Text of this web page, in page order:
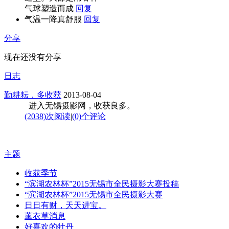
气球塑造而成 回复
气温一降真舒服 回复
分享
现在还没有分享
日志
勤耕耘，多收获 2013-08-04
进入无锡摄影网，收获良多。
(2038)次阅读|(0)个评论
主题
收获季节
“滨湖农林杯”2015无锡市全民摄影大赛投稿
“滨湖农林杯”2015无锡市全民摄影大赛
日日有财，天天进宝。
薰衣草消息
好喜欢的牡丹